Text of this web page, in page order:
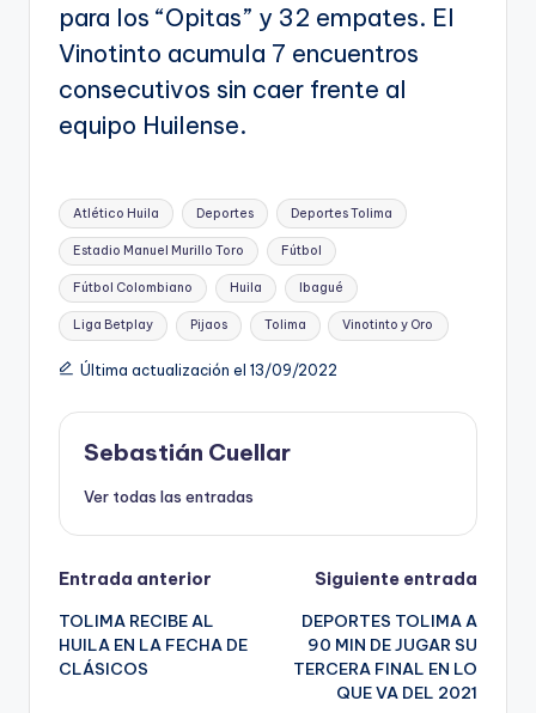
para los “Opitas” y 32 empates. El
Vinotinto acumula 7 encuentros
consecutivos sin caer frente al
equipo Huilense.
Etiquetas:
Atlético Huila Deportes Deportes Tolima
Estadio Manuel Murillo Toro Fútbol
Fútbol Colombiano Huila Ibagué
Liga Betplay Pijaos Tolima Vinotinto y Oro
Última actualización el 13/09/2022
Sebastián Cuellar
Ver todas las entradas
Navegación
de
entradas
Entrada anterior
TOLIMA RECIBE AL
HUILA EN LA FECHA DE
CLÁSICOS
Siguiente entrada
DEPORTES TOLIMA A
90 MIN DE JUGAR SU
TERCERA FINAL EN LO
QUE VA DEL 2021